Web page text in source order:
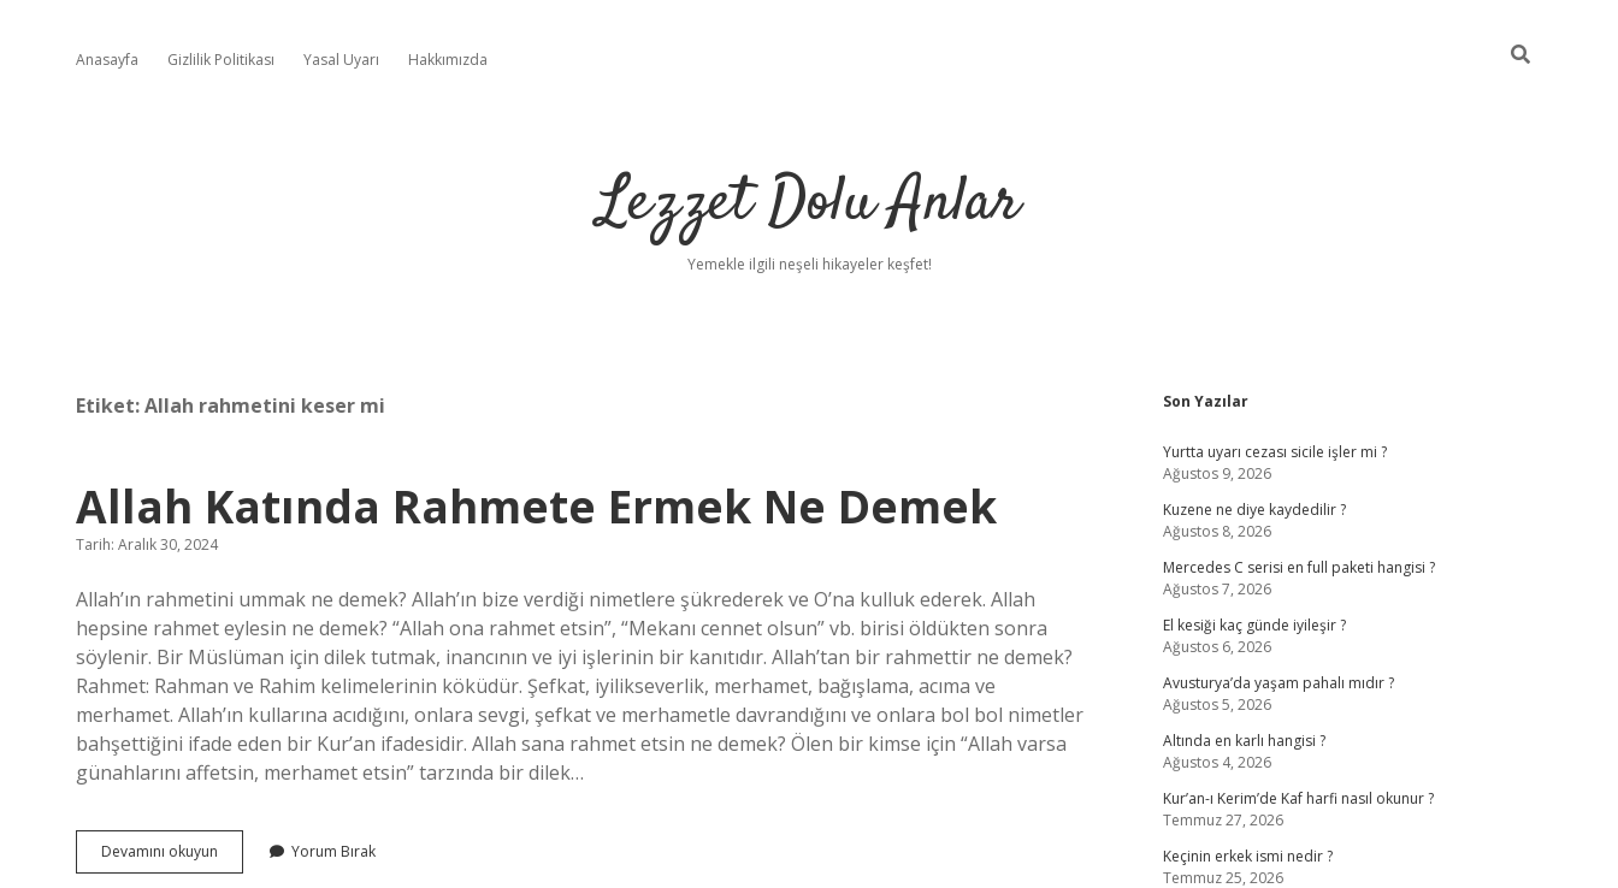
Anasayfa Gizlilik Politikası Yasal Uyarı Hakkımızda
Lezzet Dolu Anlar
Yemekle ilgili neşeli hikayeler keşfet!
Etiket:Allah rahmetini keser mi
Allah Katında Rahmete Ermek Ne Demek
Tarih: Aralık 30, 2024
Allah’ın rahmetini ummak ne demek? Allah’ın bize verdiği nimetlere şükrederek ve O’na kulluk ederek. Allah
hepsine rahmet eylesin ne demek? “Allah ona rahmet etsin”, “Mekanı cennet olsun” vb. birisi öldükten sonra
söylenir. Bir Müslüman için dilek tutmak, inancının ve iyi işlerinin bir kanıtıdır. Allah’tan bir rahmettir ne demek?
Rahmet: Rahman ve Rahim kelimelerinin köküdür. Şefkat, iyilikseverlik, merhamet, bağışlama, acıma ve
merhamet. Allah’ın kullarına acıdığını, onlara sevgi, şefkat ve merhametle davrandığını ve onlara bol bol nimetler
bahşettiğini ifade eden bir Kur’an ifadesidir. Allah sana rahmet etsin ne demek? Ölen bir kimse için “Allah varsa
günahlarını affetsin, merhamet etsin” tarzında bir dilek…
Devamını okuyun
Katında
Yorum Bırak
Sidebar
Son Yazılar
Yurtta uyarı cezası sicile işler mi ?
Ağustos 9, 2026
Kuzene ne diye kaydedilir ?
Ağustos 8, 2026
Mercedes C serisi en full paketi hangisi ?
Ağustos 7, 2026
El kesiği kaç günde iyileşir ?
Ağustos 6, 2026
Avusturya’da yaşam pahalı mıdır ?
Ağustos 5, 2026
Altında en karlı hangisi ?
Ağustos 4, 2026
Kur’an-ı Kerim’de Kaf harfi nasıl okunur ?
Temmuz 27, 2026
Keçinin erkek ismi nedir ?
Temmuz 25, 2026
ilbet giriş